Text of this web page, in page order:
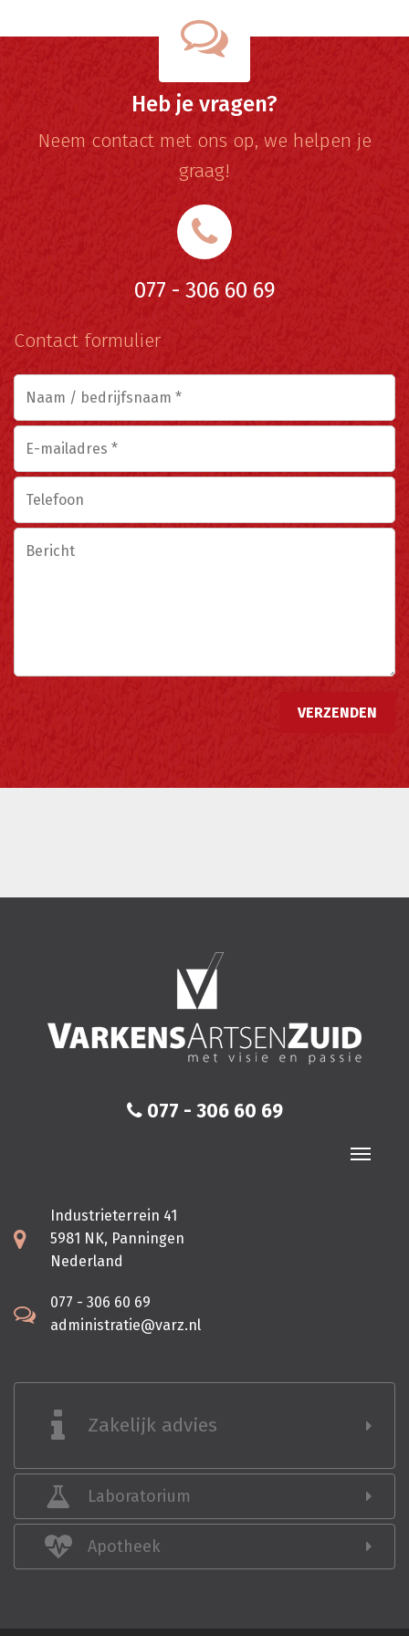
Heb je vragen?
Neem contact met ons op, we helpen je
graag!
077 - 306 60 69
Contact formulier
077 - 306 60 69
Industrieterrein 41
5981 NK, Panningen
Nederland
077 - 306 60 69
administratie@varz.nl
Zakelijk advies
Laboratorium
Apotheek